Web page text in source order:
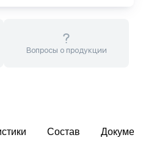
Вопросы о продукции
Состав